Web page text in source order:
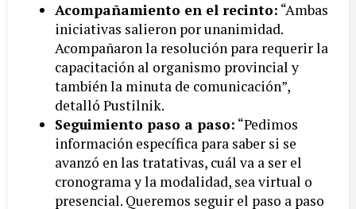
Acompañamiento en el recinto: “Ambas
iniciativas salieron por unanimidad.
Acompañaron la resolución para requerir la
capacitación al organismo provincial y
también la minuta de comunicación”,
detalló Pustilnik.
Seguimiento paso a paso: “Pedimos
información específica para saber si se
avanzó en las tratativas, cuál va a ser el
cronograma y la modalidad, sea virtual o
presencial. Queremos seguir el paso a paso